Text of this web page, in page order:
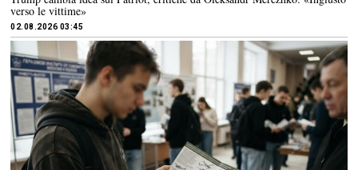
verso le vittime»
02.08.2026 03:45